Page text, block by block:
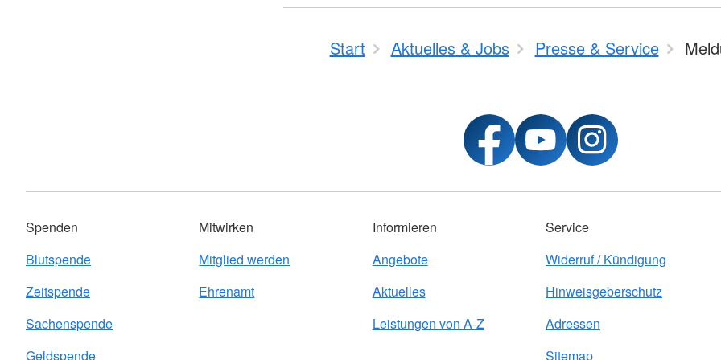
Start Aktuelles & Jobs Presse & Service
Spenden
Blutspende
Zeitspende
Sachenspende
Geldspende
Mitwirken
Mitglied werden
Ehrenamt
Informieren
Angebote
Aktuelles
Leistungen von A-Z
Service
Widerruf / Kündigung
Hinweisgeberschutz
Adressen
Sitemap